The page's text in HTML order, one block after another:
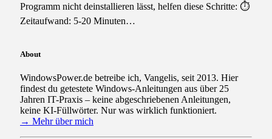
Programm nicht deinstallieren lässt, helfen diese Schritte: ⏱️
Zeitaufwand: 5-20 Minuten…
About
WindowsPower.de betreibe ich, Vangelis, seit 2013. Hier
findest du getestete Windows-Anleitungen aus über 25
Jahren IT-Praxis – keine abgeschriebenen Anleitungen,
keine KI-Füllwörter. Nur was wirklich funktioniert.
→ Mehr über mich